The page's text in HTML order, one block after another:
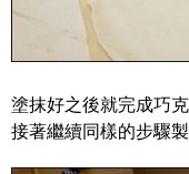
塗抹好之後就完成巧
接著繼續同樣的步驟